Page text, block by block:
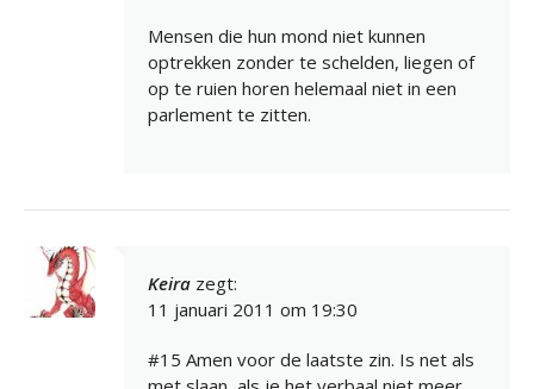
Mensen die hun mond niet kunnen
optrekken zonder te schelden, liegen of
op te ruien horen helemaal niet in een
parlement te zitten.
Keira zegt:
11 januari 2011 om 19:30
#15 Amen voor de laatste zin. Is net als